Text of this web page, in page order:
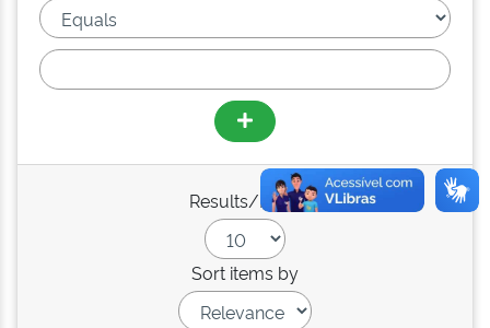
Results/Page
Sort items by